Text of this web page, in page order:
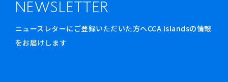
NEWSLETTER
ニュースレターにご登録いただいた方へCCA Islandsの情報
をお届けします